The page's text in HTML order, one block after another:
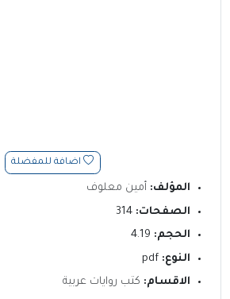
اضافة للمفضلة
المؤلف: أمين معلوف
الصفحات:
الحجم:
النوع:
الاقسام: كتب روايات عربية